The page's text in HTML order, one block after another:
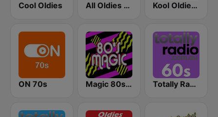
Cool Oldies All Oldies 247 Kool Oldies Radio
ON 70s Magic 80s Florida Totally Radio 60s